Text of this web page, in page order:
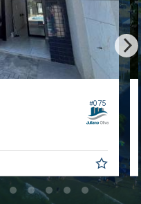
#075